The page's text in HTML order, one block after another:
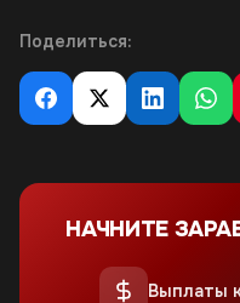
Поделиться:
НАЧНИТЕ
Выплаты